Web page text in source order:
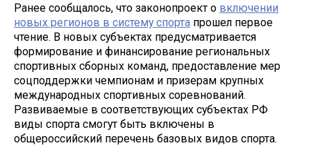
Ранее сообщалось, что законопроект о включении
новых регионов в систему спорта прошел первое
чтение. В новых субъектах предусматривается
формирование и финансирование региональных
спортивных сборных команд, предоставление мер
соцподдержки чемпионам и призерам крупных
международных спортивных соревнований.
Развиваемые в соответствующих субъектах РФ
виды спорта смогут быть включены в
общероссийский перечень базовых видов спорта.